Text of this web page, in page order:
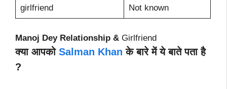
girlfriend Not known
Manoj Dey Relationship & Girlfriend
क्या आपको Salman Khan के बारे में ये बाते पता है
?